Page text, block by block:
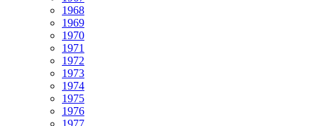
1968
1969
1970
1971
1972
1973
1974
1975
1976
1977